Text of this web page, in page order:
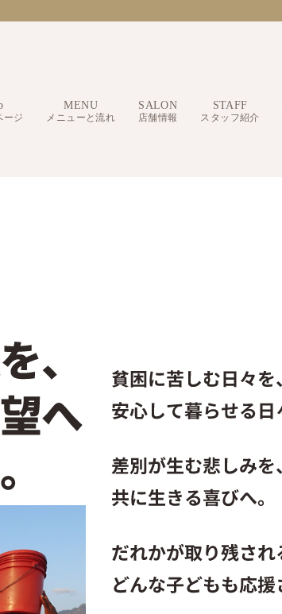
ージ
MENU
メニューと流れ
SALON
店舗情報
STAFF
スタッフ紹介